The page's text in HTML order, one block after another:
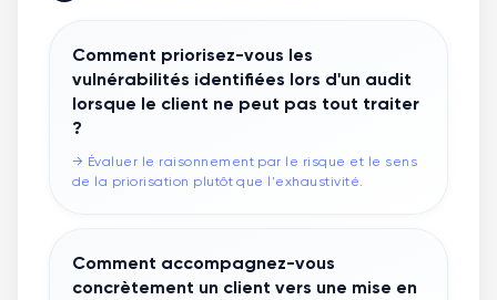
Comment priorisez-vous les
vulnérabilités identifiées lors d'un audit
lorsque le client ne peut pas tout traiter
?
→ Évaluer le raisonnement par le risque et le sens
de la priorisation plutôt que l'exhaustivité.
Comment accompagnez-vous
concrètement un client vers une mise en